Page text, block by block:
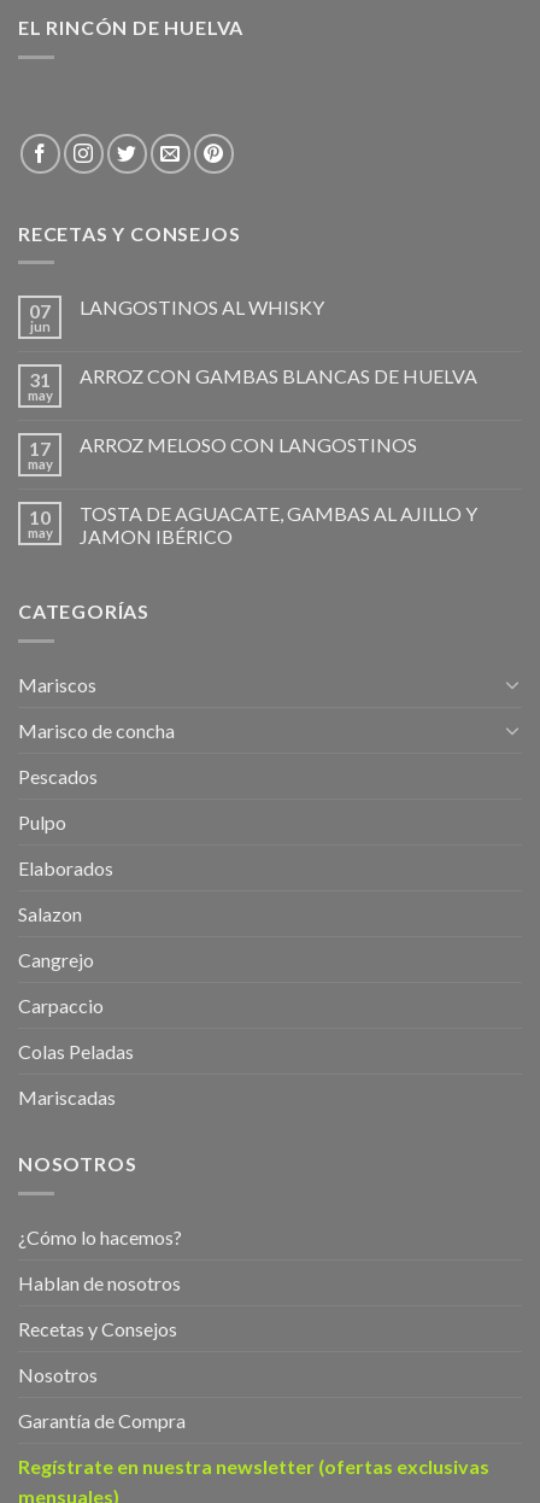
EL RINCÓN DE HUELVA
RECETAS Y CONSEJOS
07
jun
LANGOSTINOS AL WHISKY
31
may
ARROZ CON GAMBAS BLANCAS DE HUELVA
17
may
ARROZ MELOSO CON LANGOSTINOS
10
may
TOSTA DE AGUACATE, GAMBAS AL AJILLO Y
JAMON IBÉRICO
CATEGORÍAS
Mariscos
Marisco de concha
Pescados
Pulpo
Elaborados
Salazon
Cangrejo
Carpaccio
Colas Peladas
Mariscadas
NOSOTROS
¿Cómo lo hacemos?
Hablan de nosotros
Recetas y Consejos
Nosotros
Garantía de Compra
Regístrate en nuestra newsletter (ofertas exclusivas
mensuales)